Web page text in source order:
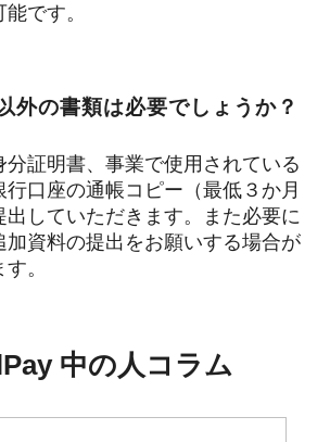
です。
外の書類は必要でしょうか？
分証明書、事業で使用されている
行口座の通帳コピー（最低３か月
出していただきます。また必要に
加資料の提出をお願いする場合が
。
中の人コラム